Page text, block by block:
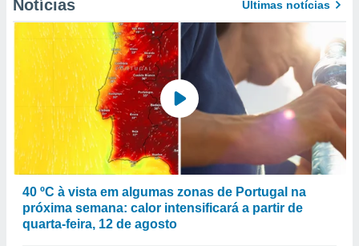
Notícias Últimas notícias
40 ºC à vista em algumas zonas de Portugal na
próxima semana: calor intensificará a partir de
quarta-feira, 12 de agosto